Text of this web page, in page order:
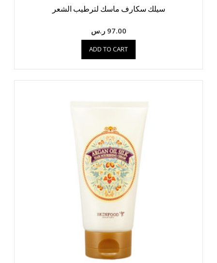
سيلك سكارف ماسك لترطيب الشعر
97.00 ر.س
ADD TO CART